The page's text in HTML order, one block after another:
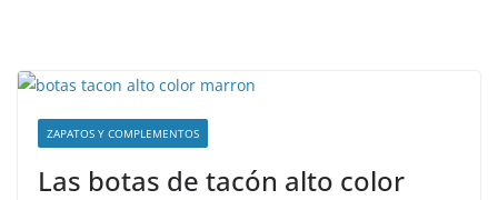
ZAPATOS Y COMPLEMENTOS
Las botas de tacón alto color